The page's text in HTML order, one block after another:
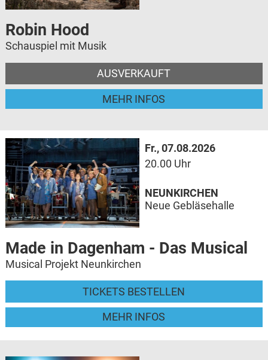
Robin Hood
Schauspiel mit Musik
AUSVERKAUFT
MEHR INFOS
Fr., 07.08.2026
20.00 Uhr
Made in Dagenham - Das Musical
Musical Projekt Neunkirchen
TICKETS BESTELLEN
MEHR INFOS
NEUNKIRCHEN
Neue Gebläsehalle